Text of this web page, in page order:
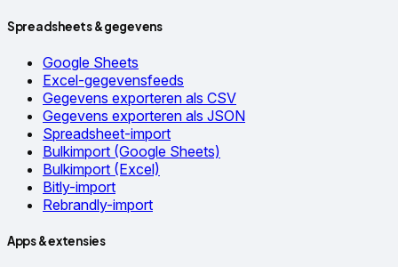
Spreadsheets & gegevens
Google Sheets
Excel-gegevensfeeds
Gegevens exporteren als CSV
Gegevens exporteren als JSON
Spreadsheet-import
Bulkimport (Google Sheets)
Bulkimport (Excel)
Bitly-import
Rebrandly-import
Apps & extensies